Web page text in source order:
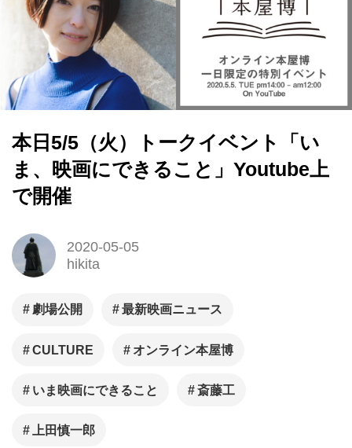
本日5/5（火）トークイベント「い
ま、映画にできること」Youtube上
で開催
2020-05-05
hikita
劇場公開 最新映画ニュース
CULTURE オンライン本屋博
いま映画にできること 斎藤工
上田慎一郎